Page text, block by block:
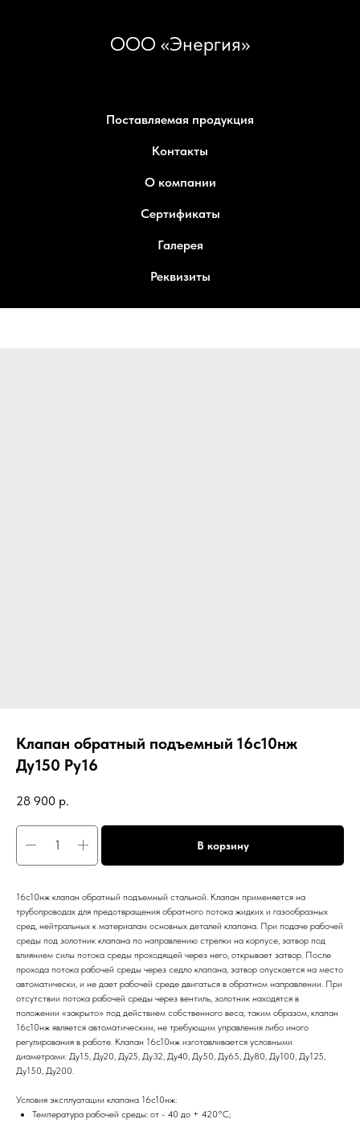
ООО «Энергия»
Поставляемая продукция
Контакты
О компании
Сертификаты
Галерея
Реквизиты
Клапан обратный подъемный 16с10нж
Ду150 Ру16
28 900 р.
В корзину
16с10нж клапан обратный подъемный стальной. Клапан применяется на
трубопроводах для предотвращения обратного потока жидких и газообразных
сред, нейтральных к материалам основных деталей клапана. При подаче рабочей
среды под золотник клапана по направлению стрелки на корпусе, затвор под
влиянием силы потока среды проходящей через него, открывает затвор. После
прохода потока рабочей среды через седло клапана, затвор опускается на место
автоматически, и не дает рабочей среде двигаться в обратном направлении. При
отсутствии потока рабочей среды через вентиль, золотник находятся в
положении «закрыто» под действием собственного веса, таким образом, клапан
16с10нж является автоматическим, не требующим управления либо иного
регулирования в работе. Клапан 16с10нж изготавливается условными
диаметрами: Ду15, Ду20, Ду25, Ду32, Ду40, Ду50, Ду65, Ду80, Ду100, Ду125,
Ду150, Ду200.
Условия эксплуатации клапана 16с10нж:
Температура рабочей среды: от - 40 до + 420°С;